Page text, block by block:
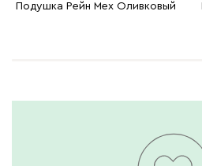
Подушка Рейн Мех Оливковый